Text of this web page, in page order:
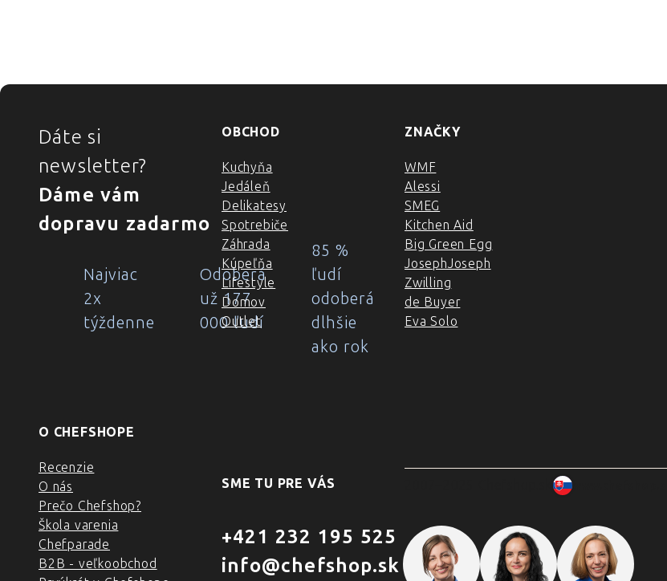
ZÁPÄTIE
Dáte si
newsletter?
Dáme vám
dopravu zadarmo
Najviac
2x
týždenne
Odoberá
už 177
000 ľudí
85 %
ľudí
odoberá
dlhšie
ako rok
OBCHOD
Kuchyňa
Jedáleň
Delikatesy
Spotrebiče
Záhrada
Kúpeľňa
Lifestyle
Domov
Outlet
ZNAČKY
WMF
Alessi
SMEG
Kitchen Aid
Big Green Egg
JosephJoseph
Zwilling
de Buyer
Eva Solo
O CHEFSHOPE
Recenzie
O nás
Prečo Chefshop?
Škola varenia
Chefparade
B2B - veľkoobchod
SME TU PRE VÁS
+421 232 195 525
info@chefshop.sk
www.chefshop.sk